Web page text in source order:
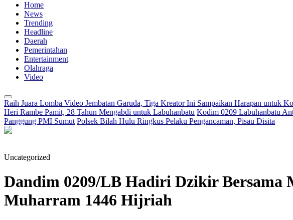
Home
News
Trending
Headline
Daerah
Pemerintahan
Entertainment
Olahraga
Video
Raih Juara Lomba Video Jembatan Garuda, Tiga Kreator Ini Sampaikan Harapan untuk
Heri Rambe Pamit, 28 Tahun Mengabdi untuk Labuhanbatu Kodim 0209 Labuhanbatu
Panggung PMI Sumut Polsek Bilah Hulu Ringkus Pelaku Pengancaman, Pisau Disita
Uncategorized
Dandim 0209/LB Hadiri Dzikir Bersama
Muharram 1446 Hijriah